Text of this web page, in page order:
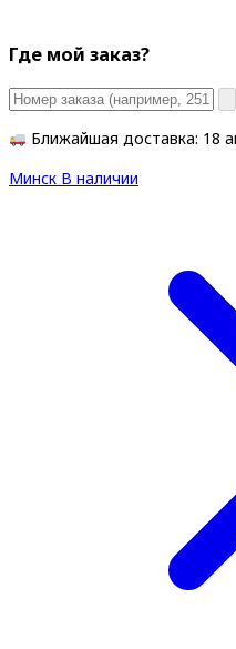
Где мой заказ?
Ближайшая доставка: 18
Минск В наличии